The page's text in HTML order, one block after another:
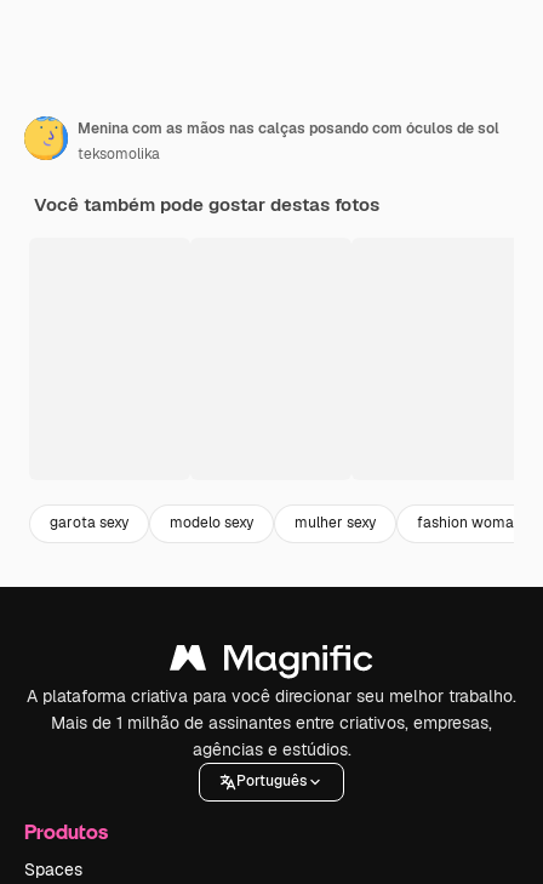
Menina com as mãos nas calças posando com óculos de sol
teksomolika
Você também pode gostar destas fotos
garota sexy modelo sexy mulher sexy fashion woman
A plataforma criativa para você direcionar seu melhor trabalho.
Mais de 1 milhão de assinantes entre criativos, empresas,
agências e estúdios.
Português
Produtos
Spaces